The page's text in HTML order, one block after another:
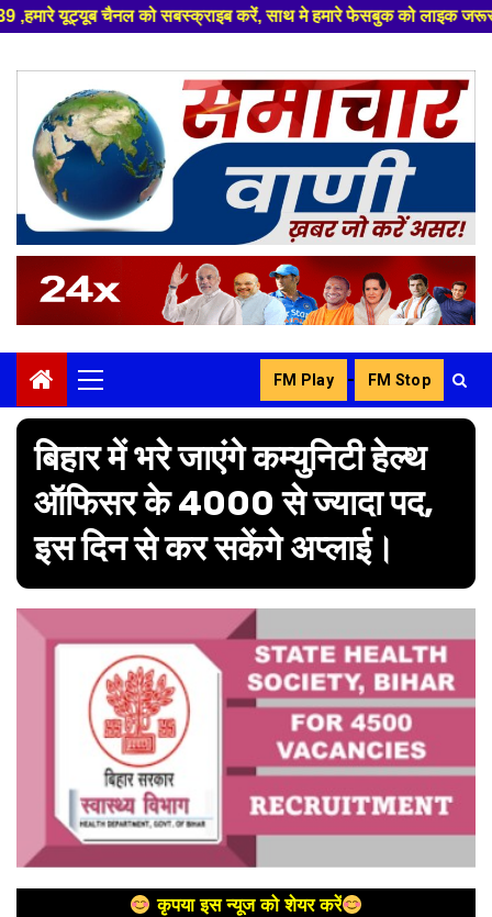
सबस्क्राइब करें, साथ मे हमारे फेसबुक को लाइक जरूर करें ,
content
Primary
Menu
FM Play - FM Stop
बिहार में भरे जाएंगे कम्युनिटी हेल्थ
ऑफिसर के 4000 से ज्यादा पद,
इस दिन से कर सकेंगे अप्लाई।
कृपया इस न्यूज को शेयर करें